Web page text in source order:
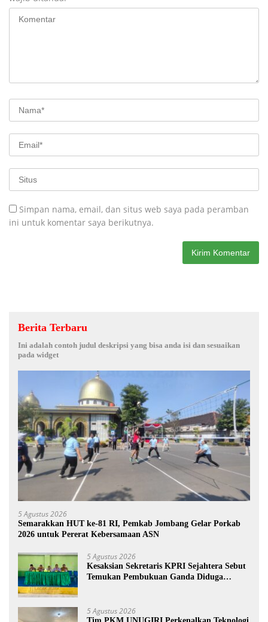
Simpan nama, email, dan situs web saya pada peramban
ini untuk komentar saya berikutnya.
Berita Terbaru
Ini adalah contoh judul deskripsi yang bisa anda isi dan sesuaikan
pada widget
5 Agustus 2026
Semarakkan HUT ke-81 RI, Pemkab Jombang Gelar Porkab
2026 untuk Pererat Kebersamaan ASN
5 Agustus 2026
Kesaksian Sekretaris KPRI Sejahtera Sebut
Temukan Pembukuan Ganda Diduga
5 Agustus 2026